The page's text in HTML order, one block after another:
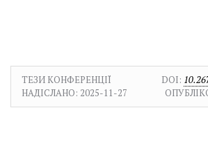
ТЕЗИ КОНФЕРЕНЦІЇ DOI:
НАДІСЛАНО: 2025-11-27